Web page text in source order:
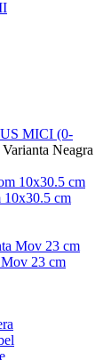
MICI (0-
Neagra
10x30.5 cm
23 cm